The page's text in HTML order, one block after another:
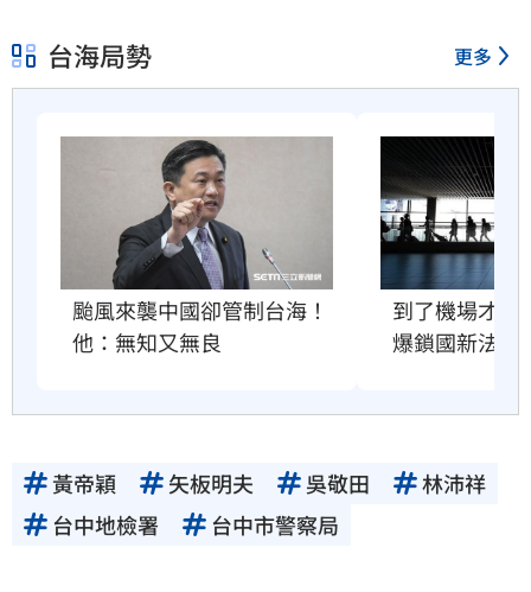
台海局勢 更多
颱風來襲中國卻管制台海！
他：無知又無良
到了機場才知
爆鎖國新法
黃帝穎 矢板明夫 吳敬田
林沛祥
台中地檢署
台中市警察局